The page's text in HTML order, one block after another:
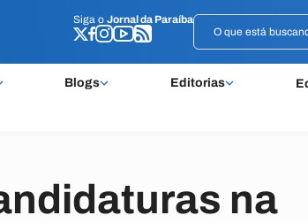
Siga o Jornal da Paraíba
Blogs Editorias
Siga o Jornal da Paraíba
na